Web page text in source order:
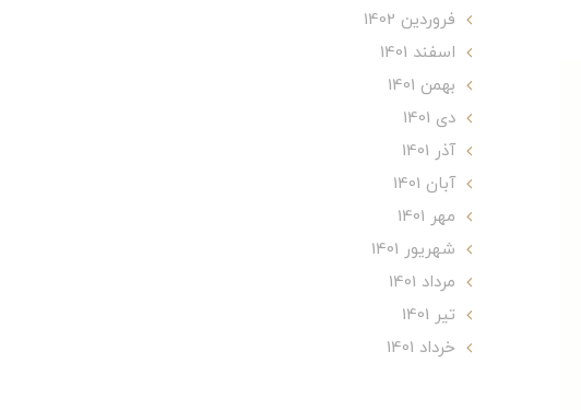
فروردین 1402
اسفند 1401
بهمن 1401
دی 1401
آذر 1401
آبان 1401
مهر 1401
شهریور 1401
مرداد 1401
تير 1401
خرداد 1401